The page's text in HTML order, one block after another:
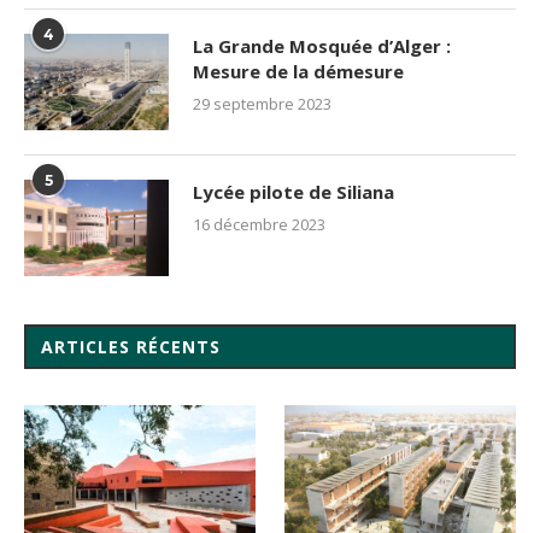
4
La Grande Mosquée d’Alger :
Mesure de la démesure
29 septembre 2023
5 Lycée pilote de Siliana
16 décembre 2023
ARTICLES RÉCENTS